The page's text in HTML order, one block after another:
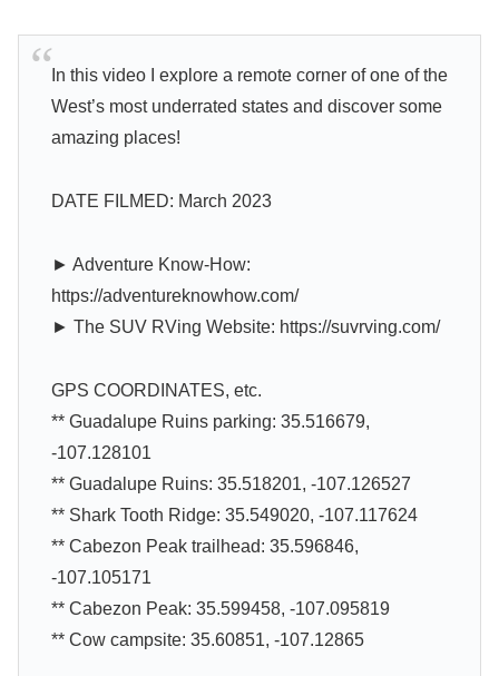
In this video I explore a remote corner of one of the
West’s most underrated states and discover some
amazing places!
DATE FILMED: March 2023
► Adventure Know-How:
https://adventureknowhow.com/
► The SUV RVing Website: https://suvrving.com/
GPS COORDINATES, etc.
** Guadalupe Ruins parking: 35.516679,
-107.128101
** Guadalupe Ruins: 35.518201, -107.126527
** Shark Tooth Ridge: 35.549020, -107.117624
** Cabezon Peak trailhead: 35.596846,
-107.105171
** Cabezon Peak: 35.599458, -107.095819
** Cow campsite: 35.60851, -107.12865